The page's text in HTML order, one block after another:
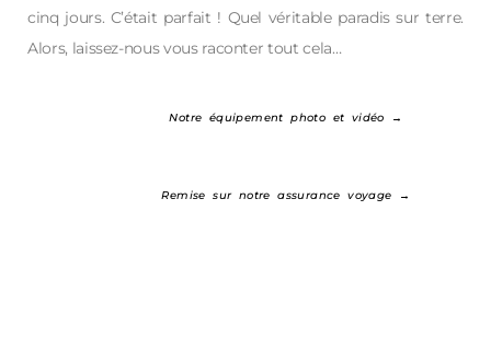
cinq jours. C’était parfait ! Quel véritable paradis sur terre.
Alors, laissez-nous vous raconter tout cela…
Notre équipement photo et vidéo →
Remise sur notre assurance voyage →